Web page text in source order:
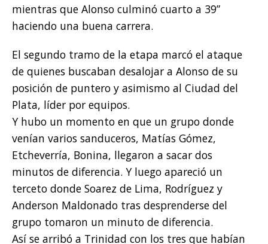
mientras que Alonso culminó cuarto a 39”
haciendo una buena carrera.
El segundo tramo de la etapa marcó el ataque
de quienes buscaban desalojar a Alonso de su
posición de puntero y asimismo al Ciudad del
Plata, líder por equipos.
Y hubo un momento en que un grupo donde
venían varios sanduceros, Matías Gómez,
Etcheverría, Bonina, llegaron a sacar dos
minutos de diferencia. Y luego apareció un
terceto donde Soarez de Lima, Rodríguez y
Anderson Maldonado tras desprenderse del
grupo tomaron un minuto de diferencia.
Así se arribó a Trinidad con los tres que habían